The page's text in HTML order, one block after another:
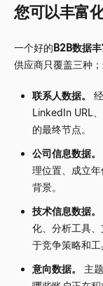
您可以丰富
一个好的B2B数据
供应商只覆盖三种
联系人数据。
LinkedIn URL
的最终节点。
公司信息数据。
理位置、成立
背景。
技术信息数据。
化、分析工具
于竞争策略和工
意向数据。
主